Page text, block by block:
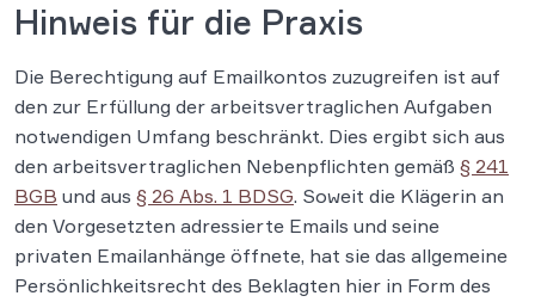
Hinweis für die Praxis
Die Berechtigung auf Emailkontos zuzugreifen ist auf
den zur Erfüllung der arbeitsvertraglichen Aufgaben
notwendigen Umfang beschränkt. Dies ergibt sich aus
den arbeitsvertraglichen Nebenpflichten gemäß § 241
BGB und aus § 26 Abs. 1 BDSG. Soweit die Klägerin an
den Vorgesetzten adressierte Emails und seine
privaten Emailanhänge öffnete, hat sie das allgemeine
Persönlichkeitsrecht des Beklagten hier in Form des